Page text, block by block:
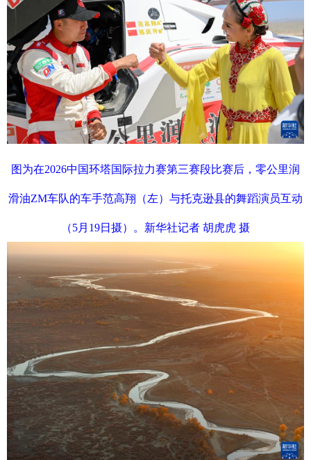
图为在2026中国环塔国际拉力赛第三赛段比赛后，零公里润
滑油ZM车队的车手范高翔（左）与托克逊县的舞蹈演员互动
（5月19日摄）。新华社记者 胡虎虎 摄